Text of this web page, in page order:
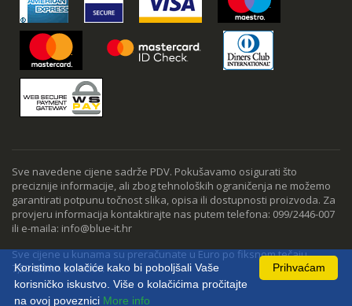
Sve navedene cijene sadrže PDV. Pokušavamo osigurati što
preciznije informacije, ali zbog tehnoloških ograničenja ne možemo
garantirati potpunu točnost slika, opisa ili dostupnosti proizvoda. Za
provjeru informacija kontaktirajte nas putem telefona: 099/2446-007
ili e-maila: info@blue-it.hr
Sve cijene u kunama su preračunate u Euro po fiksnom tečaju
7,53450 kn za 1 EUR
Prihvaćam
Koristimo kolačiće kako bi poboljšali Vaše
korisničko iskustvo. Više o kolačićima pročitajte
na ovoj poveznici More info